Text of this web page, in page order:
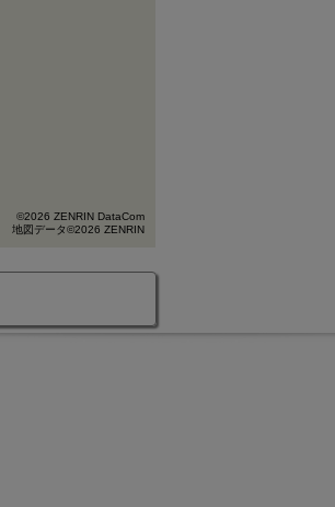
©2026 ZENRIN DataCom
地図データ©2026 ZENRIN